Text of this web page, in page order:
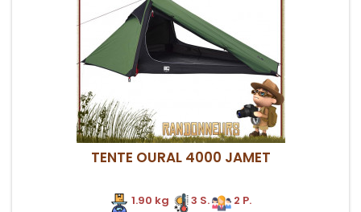
TENTE OURAL 4000 JAMET
1.90 kg 3 S.
2 P.